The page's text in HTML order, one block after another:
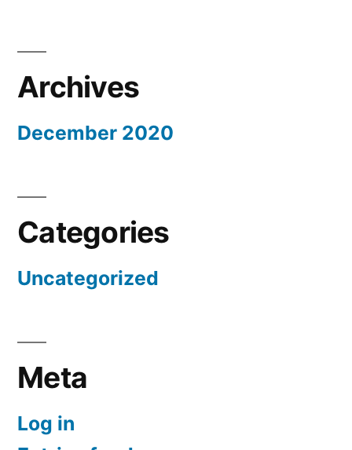
Archives
December 2020
Categories
Uncategorized
Meta
Log in